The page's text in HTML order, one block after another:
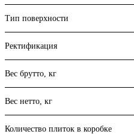
Тип поверхности
Ректификация
Вес брутто, кг
Вес нетто, кг
Количество плиток в коробке